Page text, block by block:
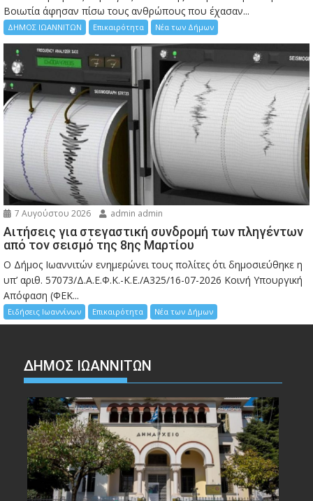
Bοιωτία άφησαν πίσω τους ανθρώπους που έχασαν...
ΔΗΜΟΣ ΙΩΑΝΝΙΤΩΝ Επικαιρότητα Νέα των Δήμων
7 Αυγούστου 2026 admin admin
Αιτήσεις για στεγαστική συνδρομή των πληγέντων
από τον σεισμό της 8ης Μαρτίου
Ο Δήμος Ιωαννιτών ενημερώνει τους πολίτες ότι δημοσιεύθηκε η
υπ’ αριθ. 57073/Δ.Α.Ε.Φ.Κ.-Κ.Ε./Α325/16-07-2026 Κοινή Υπουργική
Απόφαση (ΦΕΚ...
Ειδήσεις Ιωαννίνων Επικαιρότητα Νέα των Δήμων
ΔΗΜΟΣ ΙΩΑΝΝΙΤΩΝ